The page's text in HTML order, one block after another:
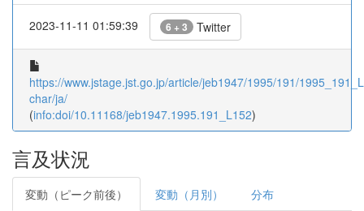
2023-11-11 01:59:39 6 + 3 Twitter
https://www.jstage.jst.go.jp/article/jeb1947/1995/191/
char/ja/
(info:doi/10.11168/jeb1947.1995.191_L152)
言及状況
変動（ピーク前後） 変動（月別） 分布